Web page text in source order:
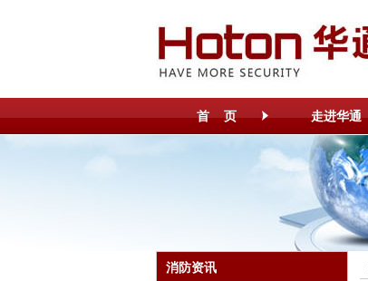
首 页 走进华通
消防资讯